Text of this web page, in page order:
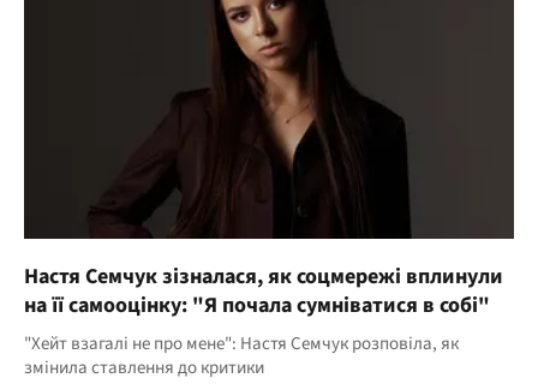
Настя Семчук зізналася, як соцмережі вплинули
на її самооцінку: "Я почала сумніватися в собі"
"Хейт взагалі не про мене": Настя Семчук розповіла, як
змінила ставлення до критики